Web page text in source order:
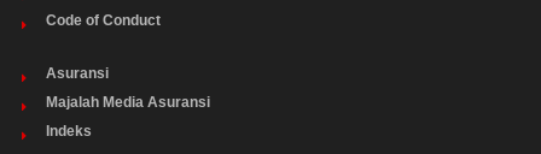
Code of Conduct
Asuransi
Majalah Media Asuransi
Indeks